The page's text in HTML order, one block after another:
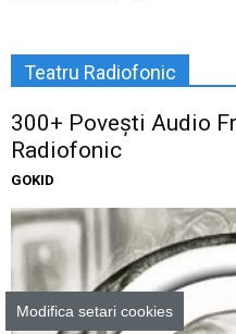
Teatru Radiofonic
300+ Povești Audio
Radiofonic
GOKID
Modifica setari cookies